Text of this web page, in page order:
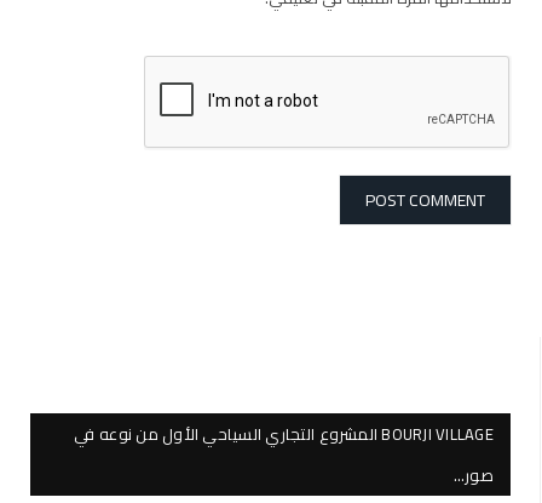
BOURJI VILLAGE المشروع التجاري السياحي الأول من نوعه في
صور…